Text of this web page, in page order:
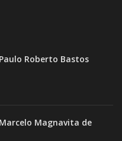
Roberto Bastos
Magnavita de